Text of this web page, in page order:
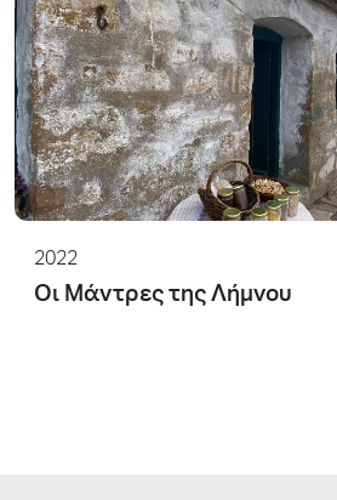
2022
Οι Μάντρες της Λήμνου